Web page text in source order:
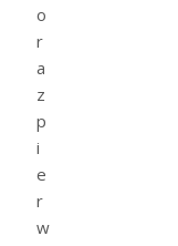
o
r
a
z
p
i
e
r
w